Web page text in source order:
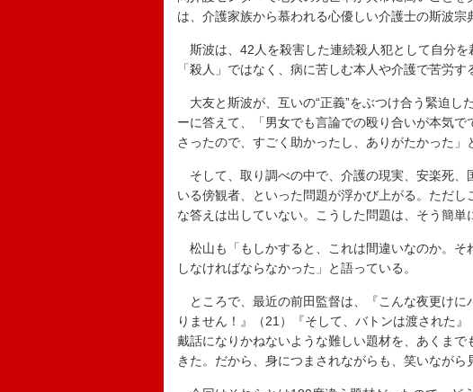
は、介護家族から慕われる心優しい介護士の斯波宗
斯波は、42人を殺害した連続殺人犯として自分
「殺人」ではなく、病に苦しむ本人や介護で苦労
大友と斯波が、互いの“正義”をぶつけ合う緊迫し
ーに答えて、「男女でも言論での殴り合いが本気
さったので、すごく助かったし、ありがたかった」
そして、取り調べの中で、介護の現実、安楽死、
いる傍観者、といった問題が浮かび上がる。ただ
な答えは出していない。こうした問題は、そう簡単
松山も「もしかすると、これは間違いなのか。そ
しなければならなかった」と語っている。
ところで、最近の前田監督は、『こんな夜更けに
りません！』（21）『そして、バトンは渡された
戴話になりかねないような難しい題材を、あくま
きた。だから、身につまされながらも、笑いながら